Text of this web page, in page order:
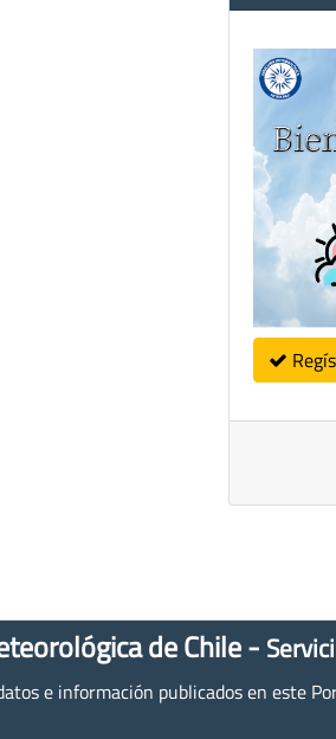
de Chile -
e información publicados en este